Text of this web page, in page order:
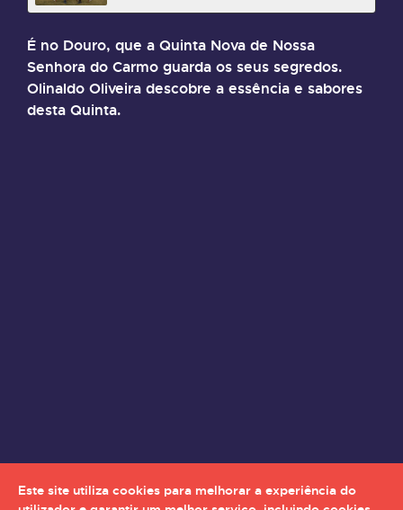
É no Douro, que a Quinta Nova de Nossa
Senhora do Carmo guarda os seus segredos.
Olinaldo Oliveira descobre a essência e sabores
desta Quinta.
Este site utiliza cookies para melhorar a experiência do